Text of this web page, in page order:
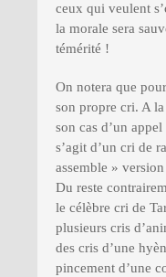
ceux qui veulent
la morale sera
témérité !
On notera que
son propre cri. A
son cas d’un
s’agit d’un cri de
assemble »
Du reste
le célèbre cri de
plusieurs cris
des cris d’une
pincement d’une